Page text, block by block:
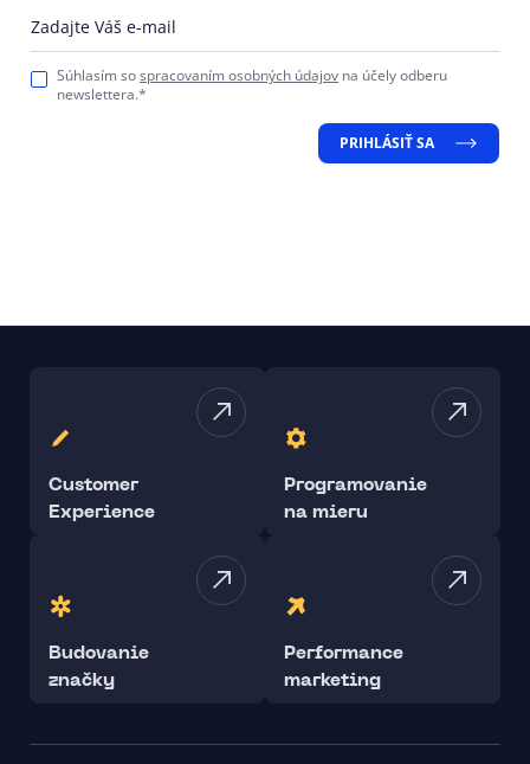
Zadajte Váš e-mail
Súhlasím sospracovaním osobných údajov na účely odberu
newslettera.*
PRIHLÁSIŤ SA
Customer
Experience
Programovanie
na mieru
Budovanie
značky
Performance
marketing